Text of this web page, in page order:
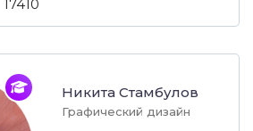
17410
Никита Стамбулов
Графический дизайн